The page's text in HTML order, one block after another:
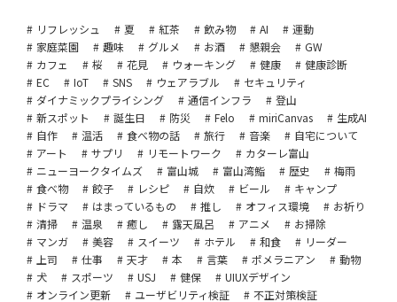
リフレッシュ 夏 紅茶 飲み物 AI
運動
家庭菜園
趣味 グルメ お酒 懇親会
GW
カフェ
桜 花見 ウォーキング 健康
健康診断
EC
IoT SNS ウェアラブル
セキュリティ
ダイナミックプライシング
通信インフラ
登山
新スポット
誕生日 防災 Felo miriCanvas
生成AI
自作
温活 食べ物の話 旅行 音楽
自宅について
アート
サプリ リモートワーク
カターレ富山
ニューヨークタイムズ
富山城 富山湾鮨 歴史
梅雨
食べ物
餃子 レシピ 自炊 ビール
キャンプ
ドラマ
はまっているもの 推し オフィス環境
お祈り
清掃
温泉 癒し 露天風呂 アニメ
お掃除
マンガ
美容 スイーツ ホテル 和食
リーダー
上司
仕事 天才 本 言葉 ポメラニアン
動物
犬
スポーツ USJ 健保
UIUXデザイン
オンライン更新
ユーザビリティ検証
不正対策検証